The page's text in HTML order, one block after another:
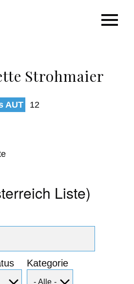
Strohmaier
AUT 12
Liste)
Kategorie
Liste